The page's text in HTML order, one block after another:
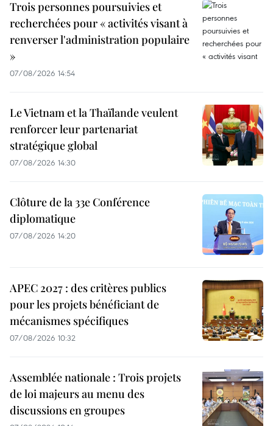
Trois personnes poursuivies et
recherchées pour « activités visant à
renverser l'administration populaire
»
07/08/2026 14:54
Le Vietnam et la Thaïlande veulent
renforcer leur partenariat
stratégique global
07/08/2026 14:30
Clôture de la 33e Conférence
diplomatique
07/08/2026 14:20
APEC 2027 : des critères publics
pour les projets bénéficiant de
mécanismes spécifiques
07/08/2026 10:32
Assemblée nationale : Trois projets
de loi majeurs au menu des
discussions en groupes